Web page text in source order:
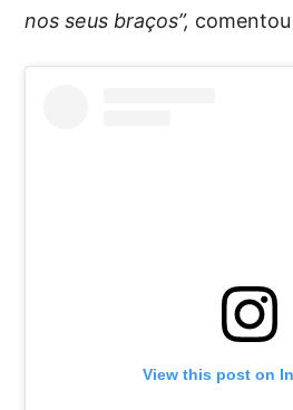
nos seus braços”,
View this post on